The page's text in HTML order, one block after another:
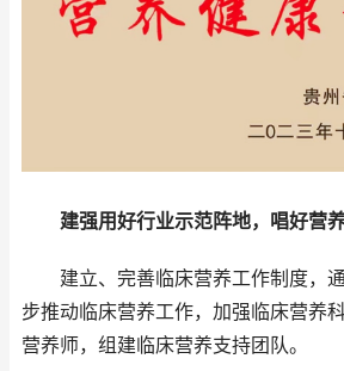
建强用好行业示范阵地，唱好营
建立、完善临床营养工作制度，
步推动临床营养工作，加强临床营养
营养师，组建临床营养支持团队。